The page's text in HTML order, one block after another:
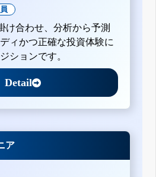
け合わせ、分析から予測
ィかつ正確な投資体験に
ションです。
Detail
ア